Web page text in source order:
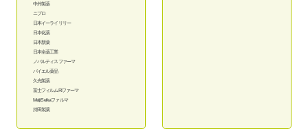
中外製薬
ニプロ
日本イーライリリー
日本化薬
日本新薬
日本全薬工業
ノバルティスファーマ
バイエル薬品
久光製薬
富士フィルムRIファーマ
MeijiSeikaファルマ
持田製薬